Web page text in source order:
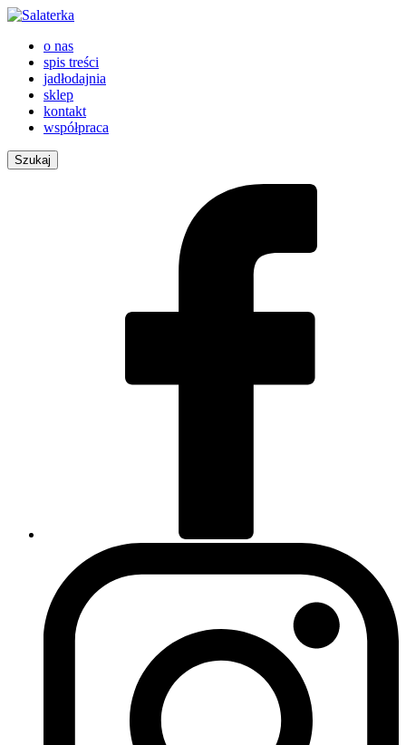
o nas
spis treści
jadłodajnia
sklep
kontakt
współpraca
Szukaj